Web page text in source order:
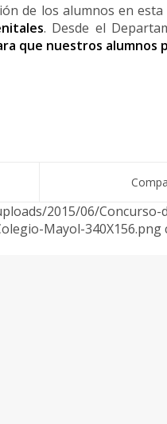
de los alumnos en
. Desde el
que nuestros
2015/06/Concurso-
Mayol-340X156.png